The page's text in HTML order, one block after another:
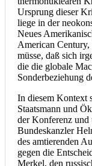
Ursprung dieser
liege in der
Neues
American
müsse, daß sich
die die globale
Sonderbeziehung
In diesem Kontext
Staatsmann und
der Konferenz und
Bundeskanzler
des amtierenden
gegen die
Merkel, den